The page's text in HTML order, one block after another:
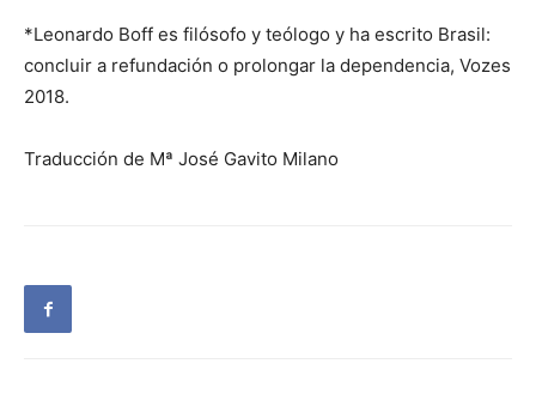
*Leonardo Boff es filósofo y teólogo y ha escrito Brasil:
concluir a refundación o prolongar la dependencia, Vozes
2018.
Traducción de Mª José Gavito Milano